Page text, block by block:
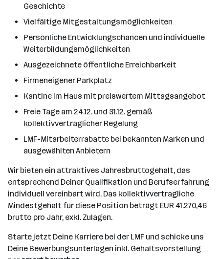
Geschichte
Vielfältige Mitgestaltungsmöglichkeiten
Persönliche Entwicklungschancen und individuelle
Weiterbildungsmöglichkeiten
Ausgezeichnete öffentliche Erreichbarkeit
Firmeneigener Parkplatz
Kantine im Haus mit preiswertem Mittagsangebot
Freie Tage am 24.12. und 31.12. gemäß
kollektivvertraglicher Regelung
LMF-Mitarbeiterrabatte bei bekannten Marken und
ausgewählten Anbietern
Wir bieten ein attraktives Jahresbruttogehalt, das
entsprechend Deiner Qualifikation und Berufserfahrung
individuell vereinbart wird. Das kollektivvertragliche
Mindestgehalt für diese Position beträgt EUR 41.270,46
brutto pro Jahr, exkl. Zulagen.
Starte jetzt Deine Karriere bei der LMF und schicke uns
Deine Bewerbungsunterlagen inkl. Gehaltsvorstellung